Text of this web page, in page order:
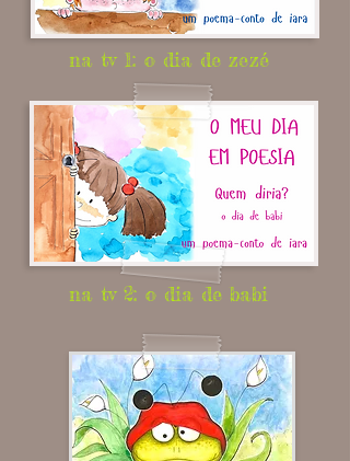
na tv 1: o dia de zezé
na tv 2: o dia de babi